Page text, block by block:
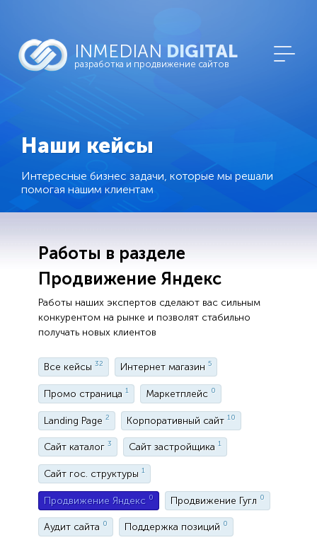
INMEDIAN DIGITAL
разработка и продвижение сайтов
Наши кейсы
Интересные бизнес задачи, которые мы решали
помогая нашим клиентам
Работы в разделе
Продвижение Яндекс
Работы наших экспертов сделают вас сильным
конкурентом на рынке и позволят стабильно
получать новых клиентов
Все кейсы 32 Интернет магазин 5
Промо страница 1 Маркетплейс 0
Landing Page 2 Корпоративный сайт 10
Сайт каталог 3 Сайт застройщика 1
Сайт гос. структуры 1
Продвижение Яндекс 0 Продвижение Гугл 0
Аудит сайта 0 Поддержка позиций 0